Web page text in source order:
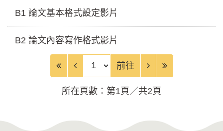
B1 論文基本格式設定影片
B2 論文內容寫作格式影片
前往頁 前往
所在頁數：第1頁／共2頁